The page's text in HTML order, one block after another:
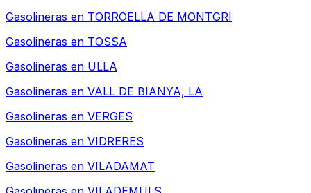
Gasolineras en TORROELLA DE MONTGRI
Gasolineras en TOSSA
Gasolineras en ULLA
Gasolineras en VALL DE BIANYA, LA
Gasolineras en VERGES
Gasolineras en VIDRERES
Gasolineras en VILADAMAT